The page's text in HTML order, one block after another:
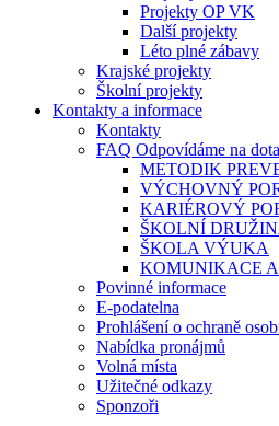
Projekty OP VK
Další projekty
Léto plné zábavy
Krajské projekty
Školní projekty
Kontakty a informace
Kontakty
FAQ Odpovídáme na
METODIK
VÝCHOVNÝ
KARIÉROVÝ
ŠKOLNÍ
ŠKOLA VÝUKA
KOMUNIKACE
Povinné informace
E-podatelna
Prohlášení o ochraně
Nabídka pronájmů
Volná místa
Užitečné odkazy
Sponzoři